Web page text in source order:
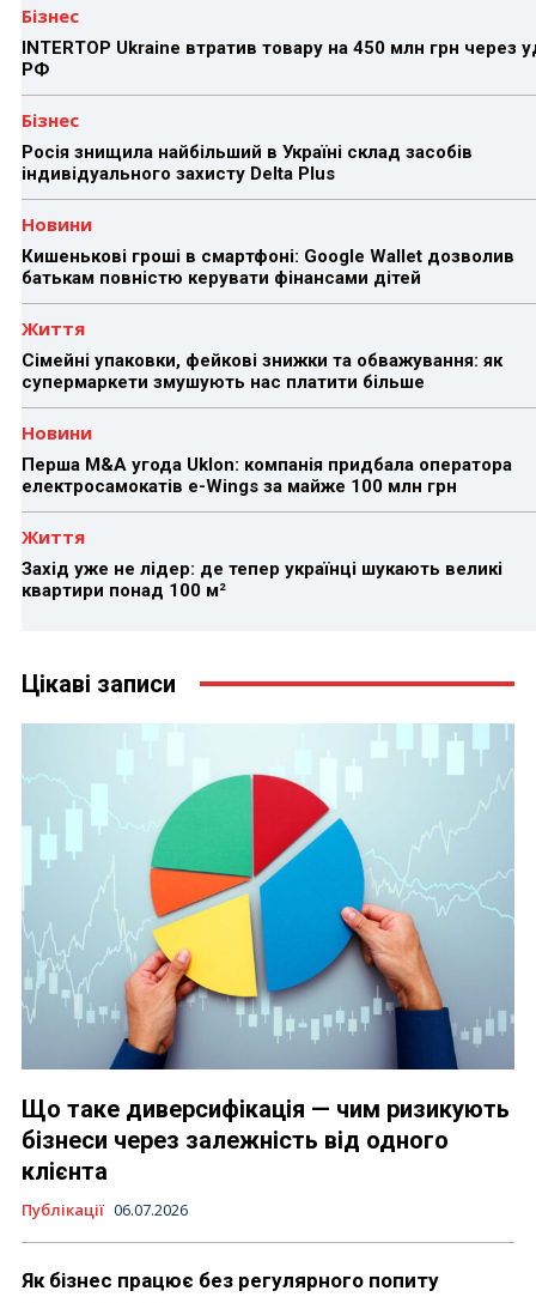
Бізнес
INTERTOP Ukraine втратив товару на 450 млн грн через
РФ
Бізнес
Росія знищила найбільший в Україні склад засобів
індивідуального захисту Delta Plus
Новини
Кишенькові гроші в смартфоні: Google Wallet дозволив
батькам повністю керувати фінансами дітей
Життя
Сімейні упаковки, фейкові знижки та обважування: як
супермаркети змушують нас платити більше
Новини
Перша M&A угода Uklon: компанія придбала оператора
електросамокатів e-Wings за майже 100 млн грн
Життя
Захід уже не лідер: де тепер українці шукають великі
квартири понад 100 м²
Цікаві записи
Що таке диверсифікація — чим ризикують
бізнеси через залежність від одного
клієнта
Публікації 06.07.2026
Як бізнес працює без регулярного попиту